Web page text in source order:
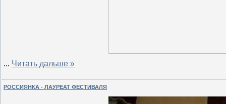
... Читать дальше »
РОССИЯНКА - ЛАУРЕАТ ФЕСТИВАЛЯ